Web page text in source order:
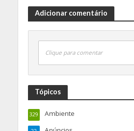
Adicionar comentário
Clique para comentar
Tópicos
Ambiente
329